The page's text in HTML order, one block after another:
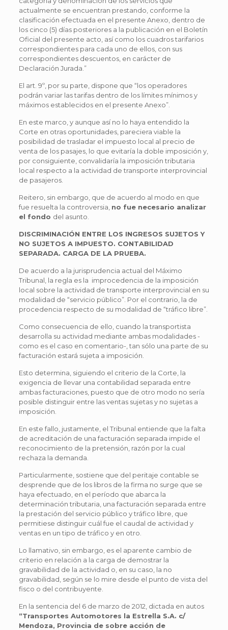
actualmente se encuentran prestando, conforme la
clasificación efectuada en el presente Anexo, dentro de
los cinco (5) días posteriores a la publicación en el Boletín
Oficial del presente acto, así como los cuadros tarifarios
correspondientes para cada uno de ellos, con sus
correspondientes descuentos, en carácter de
Declaración Jurada.”
El art. 9º, por su parte, dispone que “los operadores
podrán variar las tarifas dentro de los límites mínimos y
máximos establecidos en el presente Anexo”.
En este marco, y aunque así no lo haya entendido la
Corte en otras oportunidades, pareciera viable la
posibilidad de trasladar el impuesto local al precio de
venta de los pasajes, lo que evitaría la doble imposición y,
por consiguiente, convalidaría la imposición tributaria
local respecto a la actividad de transporte interprovincial
de pasajeros.
Reitero, sin embargo, que de acuerdo al modo en que
fue resuelta la controversia, no fue necesario analizar
el fondo del asunto.
DISCRIMINACIÓN ENTRE LOS INGRESOS SUJETOS Y
NO SUJETOS A IMPUESTO. CONTABILIDAD
SEPARADA. CARGA DE LA PRUEBA.
De acuerdo a la jurisprudencia actual del Máximo
Tribunal, la regla es la improcedencia de la imposición
local sobre la actividad de transporte interprovincial en su
modalidad de “servicio público”. Por el contrario, la de
procedencia respecto de su modalidad de “tráfico libre”.
Como consecuencia de ello, cuando la transportista
desarrolla su actividad mediante ambas modalidades -
como es el caso en comentario-, tan sólo una parte de su
facturación estará sujeta a imposición.
Esto determina, siguiendo el criterio de la Corte, la
exigencia de llevar una contabilidad separada entre
ambas facturaciones, puesto que de otro modo no sería
posible distinguir entre las ventas sujetas y no sujetas a
imposición.
En este fallo, justamente, el Tribunal entiende que la falta
de acreditación de una facturación separada impide el
reconocimiento de la pretensión, razón por la cual
rechaza la demanda.
Particularmente, sostiene que del peritaje contable se
desprende que de los libros de la firma no surge que se
haya efectuado, en el período que abarca la
determinación tributaria, una facturación separada entre
la prestación del servicio público y tráfico libre, que
permitiese distinguir cuál fue el caudal de actividad y
ventas en un tipo de tráfico y en otro.
Lo llamativo, sin embargo, es el aparente cambio de
criterio en relación a la carga de demostrar la
gravabilidad de la actividad o, en su caso, la no
gravabilidad, según se lo mire desde el punto de vista del
fisco o del contribuyente.
En la sentencia del 6 de marzo de 2012, dictada en autos
“Transportes Automotores la Estrella S.A. c/
Mendoza, Provincia de sobre acción de